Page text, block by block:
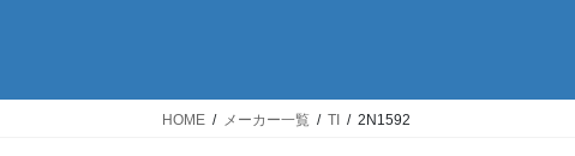
HOME メーカー一覧 TI 2N1592